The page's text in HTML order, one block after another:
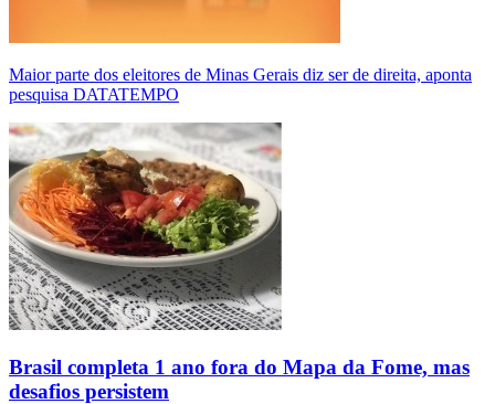
Maior parte dos eleitores de Minas Gerais diz ser de direita, aponta
pesquisa DATATEMPO
Brasil completa 1 ano fora do Mapa da Fome, mas
desafios persistem